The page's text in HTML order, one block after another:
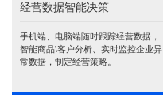
经营数据智能决策
手机端、电脑端随时跟踪经营数据，
智能商品\客户分析、实时监控企业异
常数据，制定经营策略。